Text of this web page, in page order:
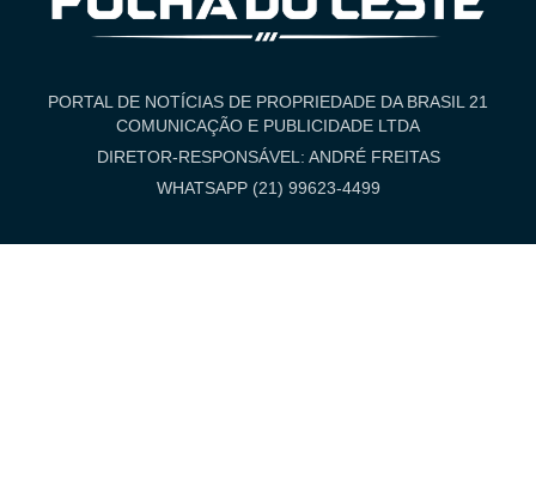
PORTAL DE NOTÍCIAS DE PROPRIEDADE DA BRASIL 21
COMUNICAÇÃO E PUBLICIDADE LTDA
DIRETOR-RESPONSÁVEL: ANDRÉ FREITAS
WHATSAPP (21) 99623-4499